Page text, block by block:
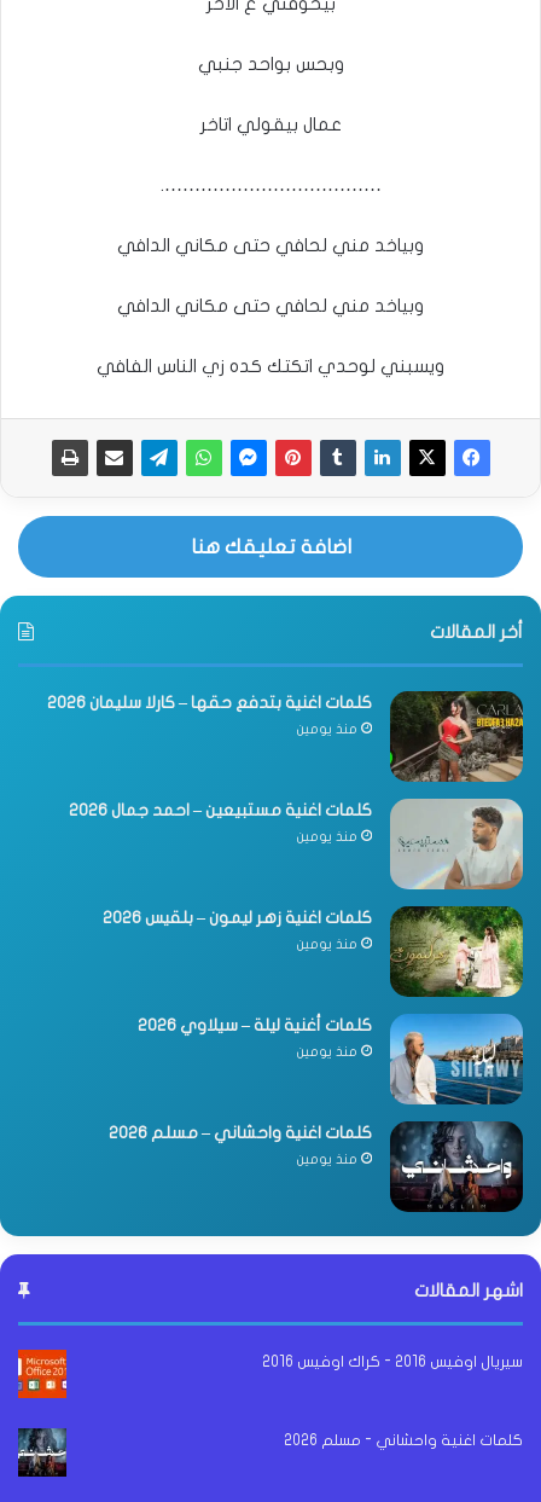
وبحس بواحد جنبي
عمال بيقولي اتاخر
……………………………….
وبياخد مني لحافي حتى مكاني الدافي
وبياخد مني لحافي حتى مكاني الدافي
ويسبني لوحدي اتكتك كده زي الناس الفافي
اضافة تعليقك هنا
أخر المقالات
كلمات اغنية بتدفع حقها – كارلا سليمان 2026
منذ يومين
كلمات اغنية مستبيعين – احمد جمال 2026
منذ يومين
كلمات اغنية زهر ليمون – بلقيس 2026
منذ يومين
كلمات أغنية ليلة – سيلاوي 2026
منذ يومين
كلمات اغنية واحشاني – مسلم 2026
منذ يومين
اشهر المقالات
سيريال اوفيس 2016 - كراك اوفيس 2016
كلمات اغنية واحشاني - مسلم 2026